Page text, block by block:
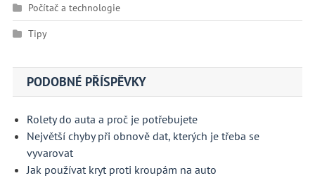
Počítač a technologie
Tipy
PODOBNÉ PŘÍSPĚVKY
Rolety do auta a proč je potřebujete
Největší chyby při obnově dat, kterých je třeba se
vyvarovat
Jak používat kryt proti kroupám na auto